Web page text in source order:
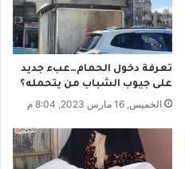
تعرفة دخول الحمام…عبء جديد
على جيوب الشباب من يتحمله؟
الخميس, 16 مارس 2023, 8:04 م